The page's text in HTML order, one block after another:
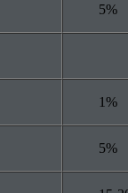
5%
1%
5%